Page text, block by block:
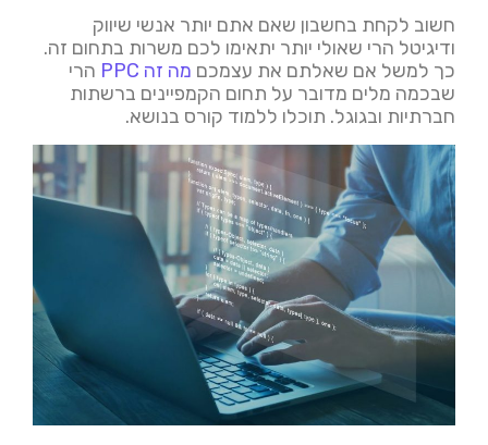
חשוב לקחת בחשבון שאם אתם יותר אנשי שיווק
ודיגיטל הרי שאולי יותר יתאימו לכם משרות בתחום זה.
כך למשל אם שאלתם את עצמכם מה זה PPC
הרי
שבכמה מלים מדובר על תחום הקמפיינים ברשתות
חברתיות ובגוגל. תוכלו ללמוד קורס בנושא.